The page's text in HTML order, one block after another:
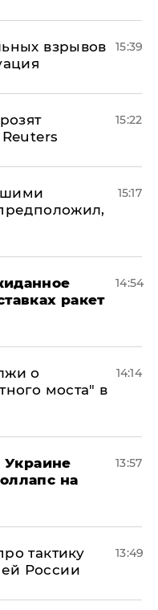
взрывов
15:39
15:22
15:17
ракет
14:54
о
моста" в
14:14
Украине
на
13:57
тактику
России
13:49